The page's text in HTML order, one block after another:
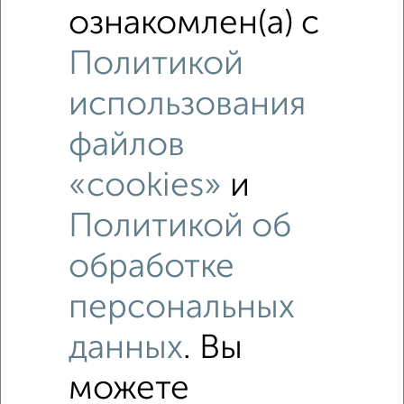
Рядом, с меньшей ценой
Недалеко от Малиновая 2 с ценой ниже
ознакомлен(а) с
Политикой
использования
файлов
«cookies» и
Политикой об
обработке
персональных
данных. Вы
можете